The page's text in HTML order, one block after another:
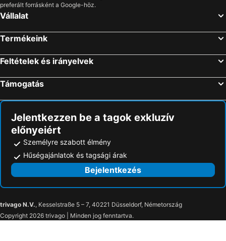
preferált forrásként a Google-höz.
Vállalat
Termékeink
Feltételek és irányelvek
Támogatás
Jelentkezzen be a tagok exkluzív
előnyeiért
Személyre szabott élmény
Hűségajánlatok és tagsági árak
Bejelentkezés
trivago N.V., Kesselstraße 5 – 7, 40221 Düsseldorf, Németország
Copyright 2026 trivago | Minden jog fenntartva.